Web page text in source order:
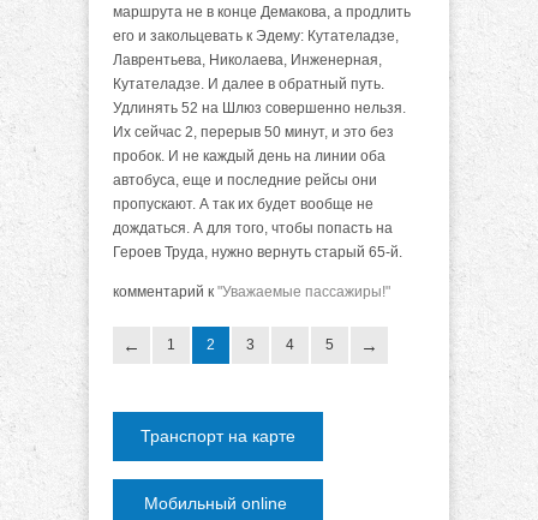
маршрута не в конце Демакова, а продлить
его и закольцевать к Эдему: Кутателадзе,
Лаврентьева, Николаева, Инженерная,
Кутателадзе. И далее в обратный путь.
Удлинять 52 на Шлюз совершенно нельзя.
Их сейчас 2, перерыв 50 минут, и это без
пробок. И не каждый день на линии оба
автобуса, еще и последние рейсы они
пропускают. А так их будет вообще не
дождаться. А для того, чтобы попасть на
Героев Труда, нужно вернуть старый 65-й.
комментарий к "Уважаемые пассажиры!"
1 2 3 4 5
Транспорт на карте
Мобильный online